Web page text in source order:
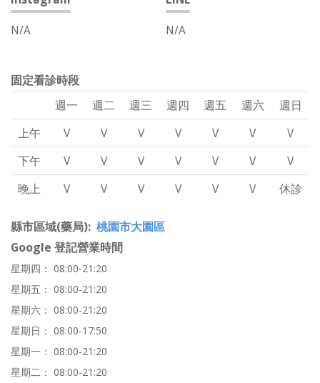
N/A
N/A
固定看診時段
週一
週二 週三 週四 週五 週六
週日
上午
V V V V V V
V
下午
V V V V V V
V
晚上
V V V V V V 休診
縣市區域(藥局) 桃園市大園區
Google 登記營業時間
星期四： 08:00-21:20
星期五： 08:00-21:20
星期六： 08:00-21:20
星期日： 08:00-17:50
星期一： 08:00-21:20
星期二： 08:00-21:20